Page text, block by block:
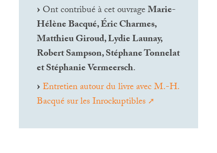
Ont contribué à cet ouvrageMarie-
Hélène Bacqué, Éric Charmes,
Matthieu Giroud, Lydie Launay,
Robert Sampson, Stéphane Tonnelat
et Stéphanie Vermeersch.
Entretien autour du livre avec M.-H.
Bacqué sur les Inrockuptibles